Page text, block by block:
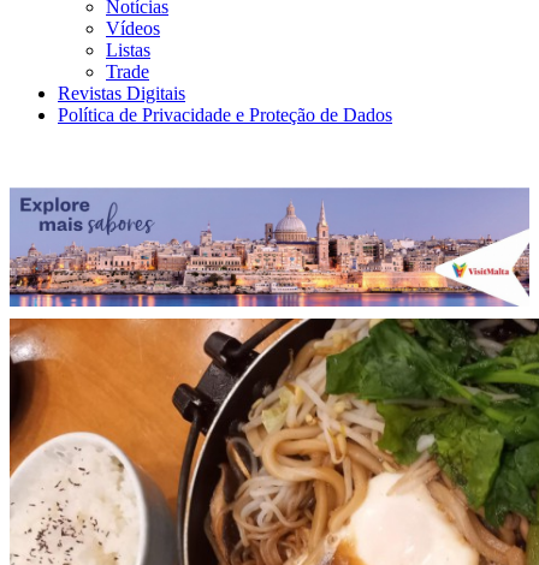
Notícias
Vídeos
Listas
Trade
Revistas Digitais
Política de Privacidade e Proteção de Dados